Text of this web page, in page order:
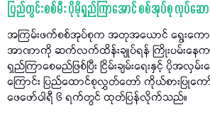
ပြည်တွင်းစစ်မီး ပိုမိုရှည်ကြာအောင် စစ်အုပ်စု လုပ်ဆေ
အကြမ်းဖက်စစ်အုပ်စုက အတုအယောင် ရွေးကော
အာဏာကို ဆက်လက်ထိန်းချုပ်ရန် ကြိုးပမ်းနေကာ
ရှည်ကြာစေမည်ဖြစ်ပြီး ငြိမ်းချမ်းရေးနှင့် ပိုအလှမ်
ကြောင်း ပြည်ထောင်စုလွှတ်တော် ကိုယ်စားပြုက
ဖေဖော်ဝါရီ ၆ ရက်တွင် ထုတ်ပြန်လိုက်သည်။